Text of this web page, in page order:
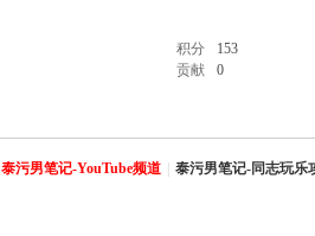
积分
153
贡献
0
泰污男笔记-YouTube频道 泰污男笔记-同志玩乐